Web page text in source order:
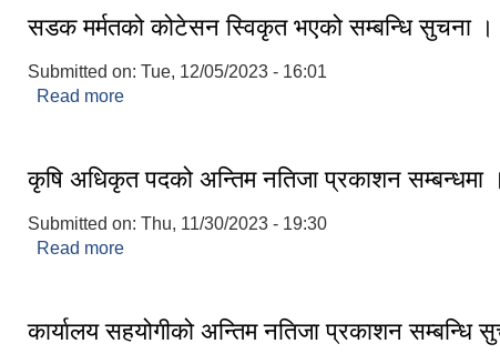
सडक मर्मतको कोटेसन स्विकृत भएको सम्बन्धि सुचना ।
Submitted on: Tue, 12/05/2023 - 16:01
Read more
कृषि अधिकृत पदको अन्तिम नतिजा प्रकाशन सम्बन्धमा ।
Submitted on: Thu, 11/30/2023 - 19:30
Read more
कार्यालय सहयोगीको अन्तिम नतिजा प्रकाशन सम्बन्धि